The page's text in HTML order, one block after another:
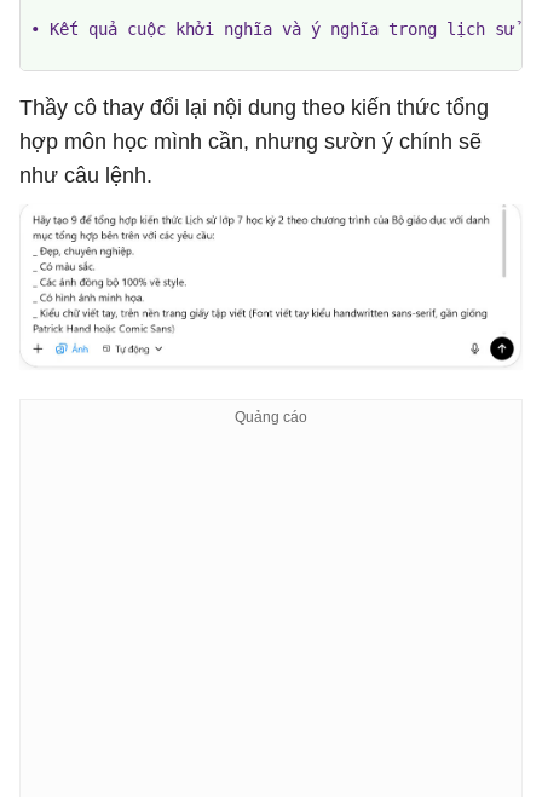
• Kết quả cuộc khởi nghĩa và ý nghĩa trong lịch sử
Yêu cầu tạo ảnh: đầy đủ thời gian, các ý chính, hình
Thầy cô thay đổi lại nội dung theo kiến thức tổng
hợp môn học mình cần, nhưng sườn ý chính sẽ
như câu lệnh.